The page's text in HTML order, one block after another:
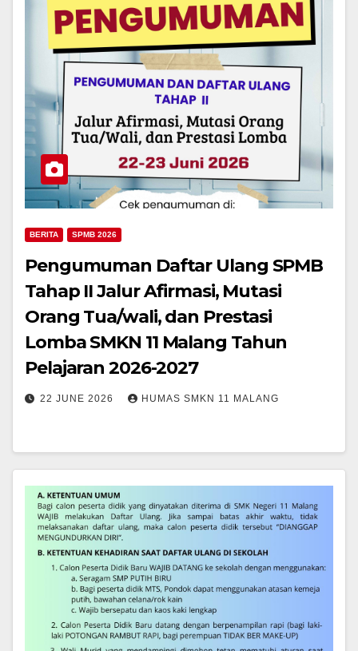
BERITA SPMB 2026
Pengumuman Daftar Ulang SPMB
Tahap II Jalur Afirmasi, Mutasi
Orang Tua/wali, dan Prestasi
Lomba SMKN 11 Malang Tahun
Pelajaran 2026-2027
22 JUNE 2026 HUMAS SMKN 11 MALANG